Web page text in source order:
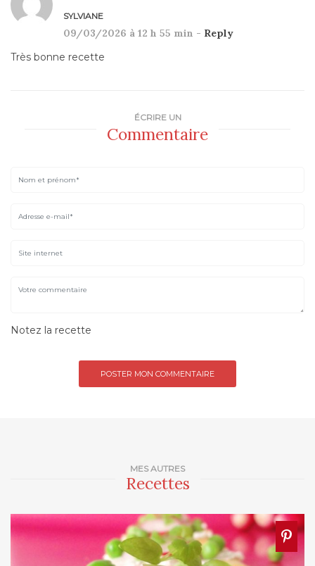
MES AUTRES
Recettes
SYLVIANE
09/03/2026 à 12 h 55 min - Reply
Très bonne recette
ÉCRIRE UN
Commentaire
Notez la recette